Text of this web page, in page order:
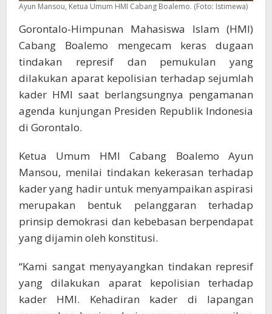
Ayun Mansou, Ketua Umum HMI Cabang Boalemo. (Foto: Istimewa)
Gorontalo-Himpunan Mahasiswa Islam (HMI)
Cabang Boalemo mengecam keras dugaan
tindakan represif dan pemukulan yang
dilakukan aparat kepolisian terhadap sejumlah
kader HMI saat berlangsungnya pengamanan
agenda kunjungan Presiden Republik Indonesia
di Gorontalo.
Ketua Umum HMI Cabang Boalemo Ayun
Mansou, menilai tindakan kekerasan terhadap
kader yang hadir untuk menyampaikan aspirasi
merupakan bentuk pelanggaran terhadap
prinsip demokrasi dan kebebasan berpendapat
yang dijamin oleh konstitusi.
“Kami sangat menyayangkan tindakan represif
yang dilakukan aparat kepolisian terhadap
kader HMI. Kehadiran kader di lapangan